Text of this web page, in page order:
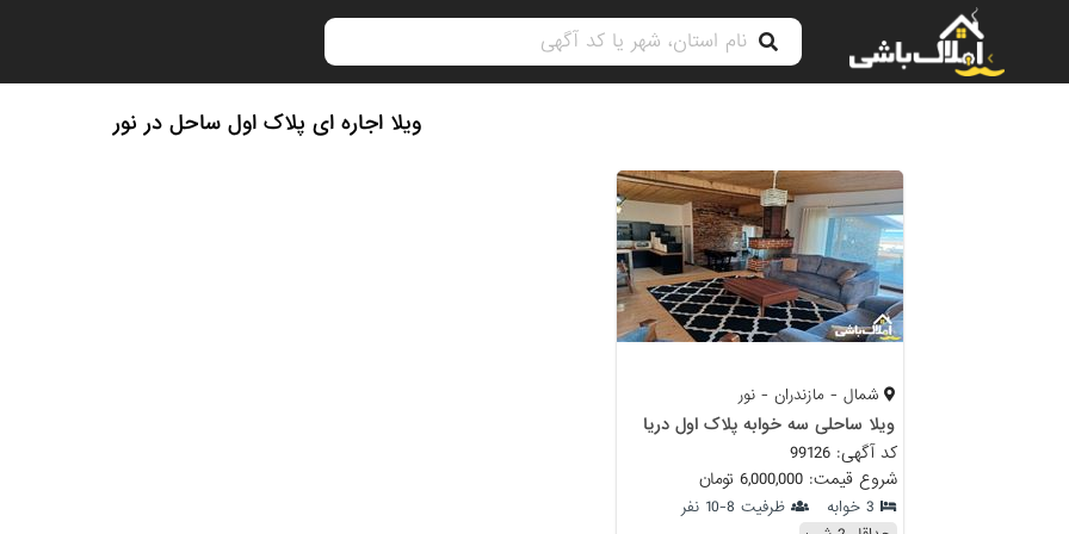
ویلا اجاره ای پلاک اول ساحل در نور
شمال - مازندران - نور
ویلا ساحلی سه خوابه پلاک اول دریا
کد آگهی: 99126
شروع قیمت: 6,000,000 تومان
3 خوابه
ظرفیت 8-10 نفر